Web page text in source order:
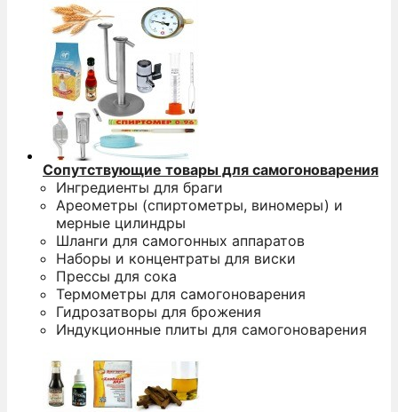
Сопутствующие товары для самогоноварения
Ингредиенты для браги
Ареометры (спиртометры, виномеры) и
мерные цилиндры
Шланги для самогонных аппаратов
Наборы и концентраты для виски
Прессы для сока
Термометры для самогоноварения
Гидрозатворы для брожения
Индукционные плиты для самогоноварения